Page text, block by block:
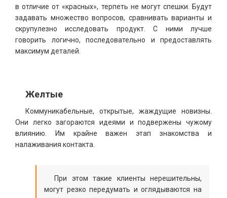
в отличие от «красных», терпеть не могут спешки. Будут
задавать множество вопросов, сравнивать варианты и
скрупулезно исследовать продукт. С ними лучше
говорить логично, последовательно и предоставлять
максимум деталей.
Желтые
Коммуникабельные, открытые, жаждущие новизны.
Они легко загораются идеями и подвержены чужому
влиянию. Им крайне важен этап знакомства и
налаживания контакта.
При этом такие клиенты нерешительны,
могут резко передумать и оглядываются на